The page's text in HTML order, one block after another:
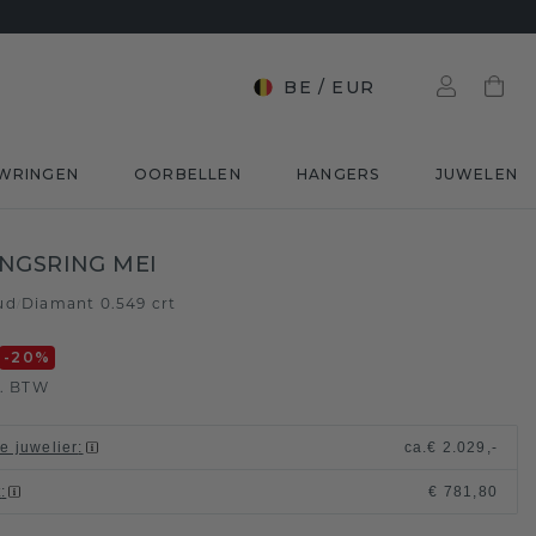
BE / EUR
OORBELLEN HANGERS JUWELEN
MEI
Diamant 0.549 crt
-20 %
BTW
juwelier: ca.€ 2.029,-
: € 781,80